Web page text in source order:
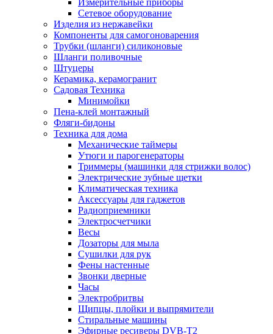
Измерительные приборы
Сетевое оборудование
Изделия из нержавейки
Компоненты для самогоноварения
Трубки (шланги) силиконовые
Шланги поливочные
Штуцеры
Керамика, керамогранит
Садовая Техника
Минимойки
Пена-клей монтажный
Фляги-бидоны
Техника для дома
Механические таймеры
Утюги и парогенераторы
Триммеры (машинки для стрижки волос)
Электрические зубные щетки
Климатическая техника
Аксессуары для гаджетов
Радиоприемники
Электросчетчики
Весы
Дозаторы для мыла
Сушилки для рук
Фены настенные
Звонки дверные
Часы
Электробритвы
Щипцы, плойки и выпрямители
Стиральные машины
Эфирные ресиверы DVB-T2